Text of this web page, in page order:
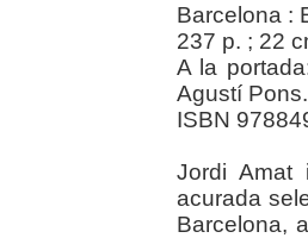
Barcelona :
237 p. ; 22
A la
Agustí Pons.
ISBN
Jordi Amat
acurada
Barcelona,